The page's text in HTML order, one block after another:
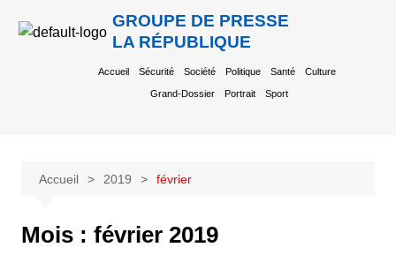
GROUPE DE PRESSE
LA RÉPUBLIQUE
Accueil Sécurité Société Politique Santé Culture
Grand-Dossier Portrait Sport
Accueil 2019 février
Mois : février 2019